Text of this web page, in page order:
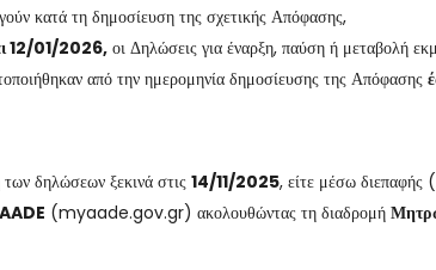
κατά τη δημοσίευση της σχετικής Απόφασης,
12/01/2026, οι Δηλώσεις για έναρξη, παύση ή μεταβολή
από την ημερομηνία δημοσίευσης της Απόφασης
δηλώσεων ξεκινά στις 14/11/2025, είτε μέσω διεπαφής
(myaade.gov.gr) ακολουθώντας τη διαδρομή